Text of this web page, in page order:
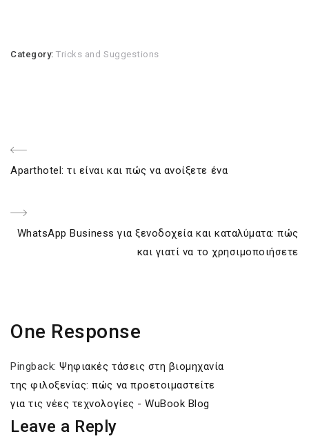
Category:Tricks and Suggestions
Post
Previous
Aparthotel: τι είναι και πώς να ανοίξετε ένα
Next
WhatsApp Business για ξενοδοχεία και καταλύματα: πώς
και γιατί να το χρησιμοποιήσετε
One Response
Pingback:Ψηφιακές τάσεις στη βιομηχανία
της φιλοξενίας: πώς να προετοιμαστείτε
για τις νέες τεχνολογίες - WuBook Blog
Leave a Reply